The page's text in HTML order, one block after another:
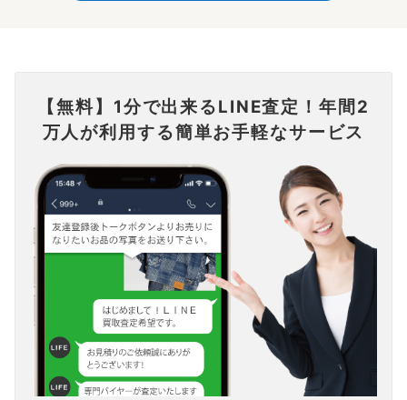
【無料】1分で出来るLINE査定！年間2
万人が利用する簡単お手軽なサービス